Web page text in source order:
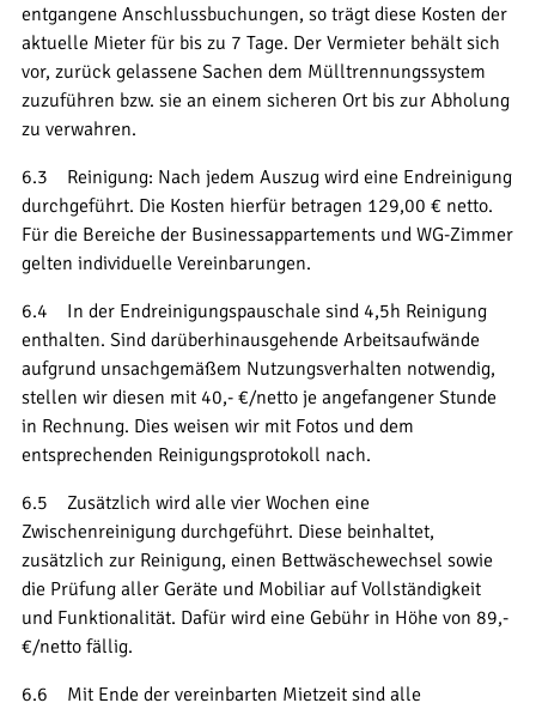
entgangene Anschlussbuchungen, so trägt diese Kosten der
aktuelle Mieter für bis zu 7 Tage. Der Vermieter behält sich
vor, zurück gelassene Sachen dem Mülltrennungssystem
zuzuführen bzw. sie an einem sicheren Ort bis zur Abholung
zu verwahren.
6.3 Reinigung: Nach jedem Auszug wird eine Endreinigung
durchgeführt. Die Kosten hierfür betragen 129,00 € netto.
Für die Bereiche der Businessappartements und WG-Zimmer
gelten individuelle Vereinbarungen.
6.4 In der Endreinigungspauschale sind 4,5h Reinigung
enthalten. Sind darüberhinausgehende Arbeitsaufwände
aufgrund unsachgemäßem Nutzungsverhalten notwendig,
stellen wir diesen mit 40,- €/netto je angefangener Stunde
in Rechnung. Dies weisen wir mit Fotos und dem
entsprechenden Reinigungsprotokoll nach.
6.5 Zusätzlich wird alle vier Wochen eine
Zwischenreinigung durchgeführt. Diese beinhaltet,
zusätzlich zur Reinigung, einen Bettwäschewechsel sowie
die Prüfung aller Geräte und Mobiliar auf Vollständigkeit
und Funktionalität. Dafür wird eine Gebühr in Höhe von 89,-
€/netto fällig.
6.6 Mit Ende der vereinbarten Mietzeit sind alle